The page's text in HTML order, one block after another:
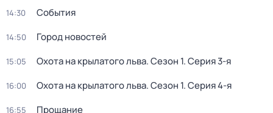
14:30 События
14:50 Город новостей
15:05 Охота на крылатого льва. Сезон 1. Серия 3-я
16:00 Охота на крылатого льва. Сезон 1. Серия 4-я
16:55 Прощание